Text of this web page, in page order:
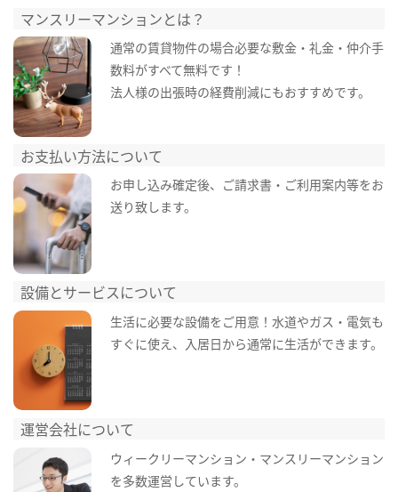
マンスリーマンションとは？
通常の賃貸物件の場合必要な敷金・礼金・仲介手
数料がすべて無料です！
法人様の出張時の経費削減にもおすすめです。
お支払い方法について
お申し込み確定後、ご請求書・ご利用案内等をお
送り致します。
設備とサービスについて
生活に必要な設備をご用意！水道やガス・電気も
すぐに使え、入居日から通常に生活ができます。
運営会社について
ウィークリーマンション・マンスリーマンション
を多数運営しています。